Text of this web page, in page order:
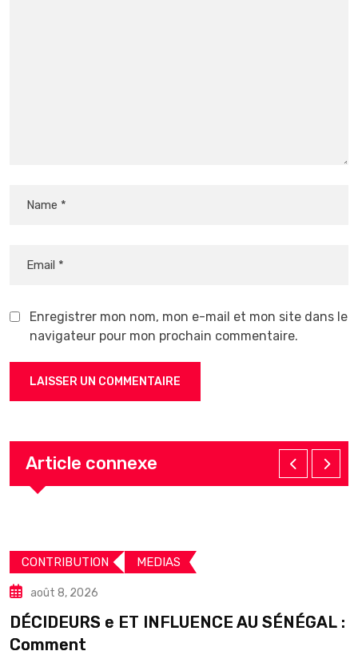
Enregistrer mon nom, mon e-mail et mon site dans le
navigateur pour mon prochain commentaire.
Article connexe
CONTRIBUTION MEDIAS
août 8, 2026
DÉCIDEURS e ET INFLUENCE AU SÉNÉGAL :
Comment